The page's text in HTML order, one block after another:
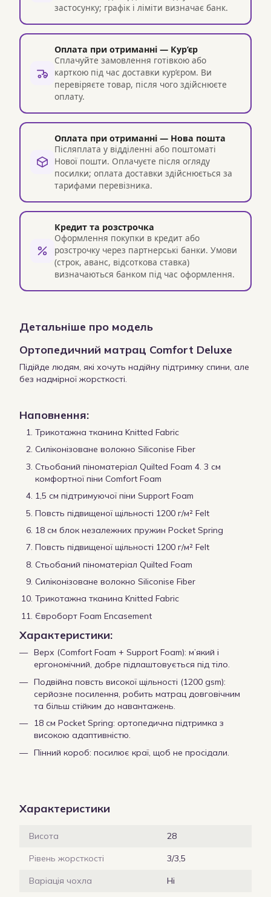
застосунку; графік і ліміти визначає банк.
Оплата при отриманні — Кур’єр
Сплачуйте замовлення готівкою або
карткою під час доставки кур’єром. Ви
перевіряєте товар, після чого здійснюєте
оплату.
Оплата при отриманні — Нова пошта
Післяплата у відділенні або поштоматі
Нової пошти. Оплачуєте після огляду
посилки; оплата доставки здійснюється за
тарифами перевізника.
Кредит та розстрочка
Оформлення покупки в кредит або
розстрочку через партнерські банки. Умови
(строк, аванс, відсоткова ставка)
визначаються банком під час оформлення.
Детальніше про модель
Ортопедичний матрац Comfort Deluxe
Підійде людям, які хочуть надійну підтримку спини, але
без надмірної жорсткості.
Наповнення:
Трикотажна тканина Knitted Fabric
Силіконізоване волокно Siliconise Fiber
Стьобаний піноматеріал Quilted Foam 4. 3 см
комфортної піни Comfort Foam
1,5 см підтримуючої піни Support Foam
Повсть підвищеної щільності 1200 г/м² Felt
18 см блок незалежних пружин Pocket Spring
Повсть підвищеної щільності 1200 г/м² Felt
Стьобаний піноматеріал Quilted Foam
Силіконізоване волокно Siliconise Fiber
Трикотажна тканина Knitted Fabric
Євроборт Foam Encasement
Характеристики:
Верх (Comfort Foam + Support Foam): м’який і
ергономічний, добре підлаштовується під тіло.
Подвійна повсть високої щільності (1200 gsm):
серйозне посилення, робить матрац довговічним
та більш стійким до навантажень.
18 см Pocket Spring: ортопедична підтримка з
високою адаптивністю.
Пінний короб: посилює краї, щоб не просідали.
Характеристики
Висота 28
Рівень жорсткості 3/3,5
Варіація чохла Ні